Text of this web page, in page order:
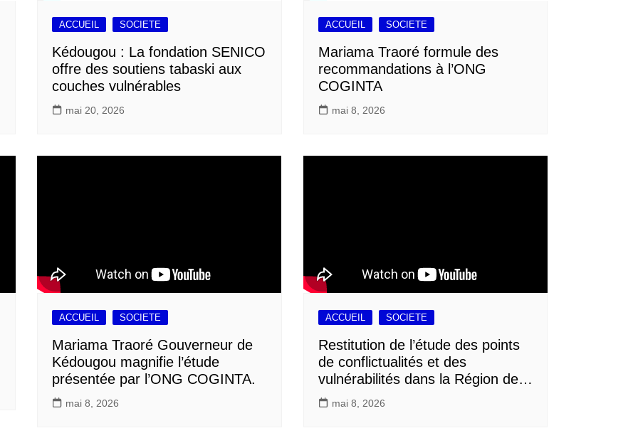
ACCUEIL SOCIETE
Kédougou : La fondation SENICO
offre des soutiens tabaski aux
couches vulnérables
mai 20, 2026
ACCUEIL SOCIETE
Mariama Traoré formule des
recommandations à l’ONG
COGINTA
mai 8, 2026
ACCUEIL SOCIETE
Mariama Traoré Gouverneur de
Kédougou magnifie l’étude
présentée par l’ONG COGINTA.
mai 8, 2026
ACCUEIL SOCIETE
Restitution de l’étude des points
de conflictualités et des
vulnérabilités dans la Région de…
mai 8, 2026